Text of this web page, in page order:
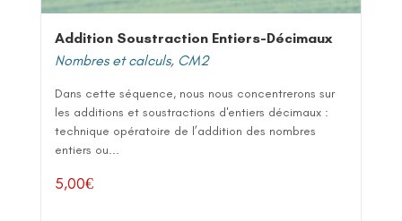
Addition Soustraction Entiers-Décimaux
Nombres et calculs, CM2
Dans cette séquence, nous nous concentrerons sur
les additions et soustractions d'entiers décimaux :
technique opératoire de l’addition des nombres
entiers ou...
5,00€